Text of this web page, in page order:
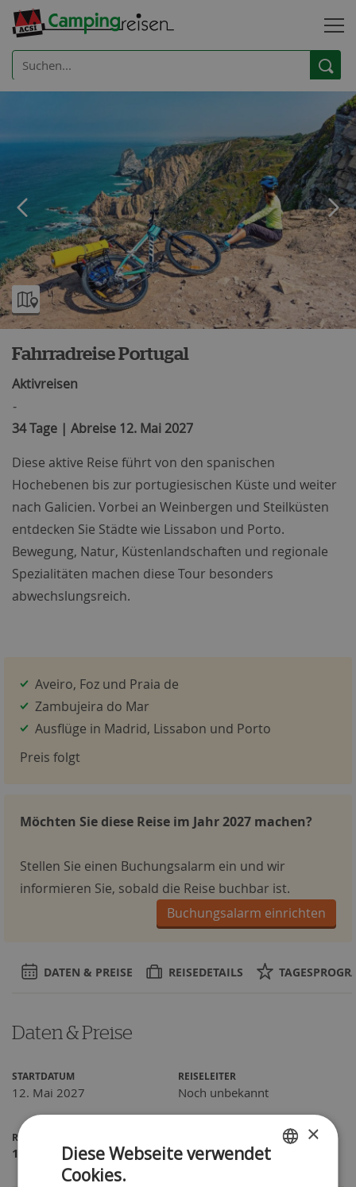
Fahrradreise Portugal
Aktivreisen
-
34 Tage | Abreise 12. Mai 2027
Diese aktive Reise führt von den spanischen
Hochebenen bis zur portugiesischen Küste und weiter
nach Galicien. Vorbei an Weinbergen und Steilküsten
entdecken Sie Städte wie Lissabon und Porto.
Bewegung, Natur, Küstenlandschaften und regionale
Spezialitäten machen diese Tour besonders
abwechslungsreich.
Aveiro, Foz und Praia de
Zambujeira do Mar
Ausflüge in Madrid, Lissabon und Porto
Preis folgt
Möchten Sie diese Reise im Jahr 2027 machen?
Stellen Sie einen Buchungsalarm ein und wir
informieren Sie, sobald die Reise buchbar ist.
Buchungsalarm einrichten
DATEN & PREISE REISEDETAILS
Daten & Preise
STARTDATUM
12. Mai 2027
REISELEITER
Noch unbekannt
RICHTPREIS (P.P.)
1
×
Diese Webseite verwendet
Cookies.